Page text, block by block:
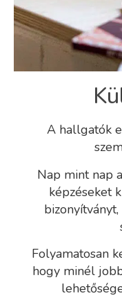
A hallgatók
Nap mint nap
képzéseket
Folyamatosan
hogy minél